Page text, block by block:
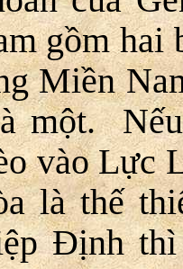
gồm hai
Miền
một.
vào Lực
là thế
Ðịnh